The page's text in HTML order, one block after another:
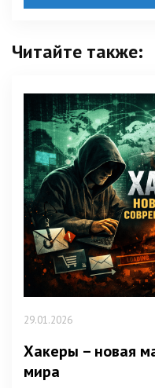
Читайте также:
29.01.2026
Хакеры – новая
мира